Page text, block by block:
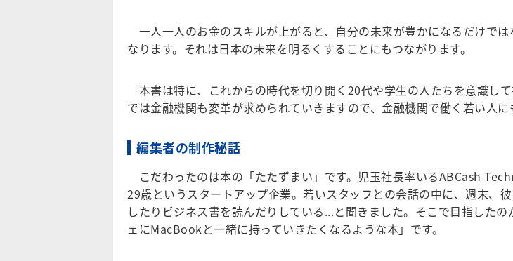
一人一人のお金のスキルが上がると、自分の未来が豊かになるだけでは
なります。それは日本の未来を明るくすることにもつながります。
本書は特に、これからの時代を切り開く20代や学生の人たちを意識し
では金融機関も変革が求められていきますので、金融機関で働く若い人に
編集者の制作秘話
こだわったのは本の「たたずまい」です。児玉社長率いるABCash
29歳というスタートアップ企業。若いスタッフとの会話の中に、週末、
したりビジネス書を読んだりしている...と聞きました。そこで目指した
ェにMacBookと一緒に持っていきたくなるような本」です。